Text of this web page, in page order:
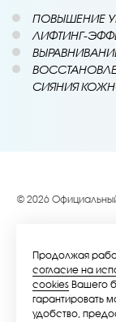
ПОВЫШЕНИЕ
ЛИФТИНГ-
СИЯНИЯ
© 2026
Продолжая
согласие на
cookies Вашего
гарантировать
удобство,